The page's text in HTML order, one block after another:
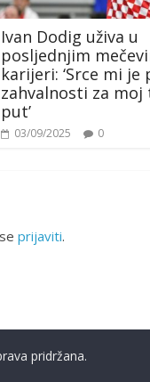
Ivan Dodig uživa u
posljednjim
karijeri: ‘Srce mi je
zahvalnosti za moj
put’
03/09/2025 0
prijaviti.
pridržana.